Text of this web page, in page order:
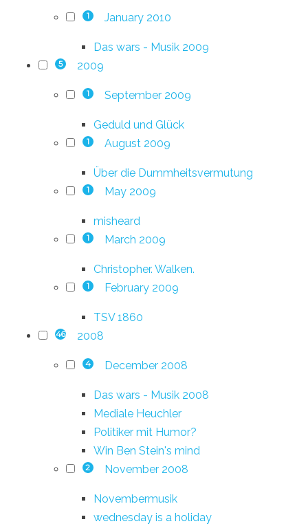
1 January 2010
Das wars - Musik 2009
5 2009
1 September 2009
Geduld und Glück
1 August 2009
Über die Dummheitsvermutung
1 May 2009
misheard
1 March 2009
Christopher. Walken.
1 February 2009
TSV 1860
46 2008
4 December 2008
Das wars - Musik 2008
Mediale Heuchler
Politiker mit Humor?
Win Ben Stein's mind
2 November 2008
Novembermusik
wednesday is a holiday